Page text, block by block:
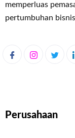
memperluas
pertumbuhan
Perusahaan